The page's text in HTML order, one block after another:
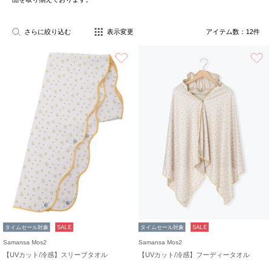
さらに絞り込む 表示変更 アイテム数： 12件
タイムセール対象 SALE
Samansa Mos2
【UVカット/冷感】スリーブタオル
タイムセール対象 SALE
Samansa Mos2
【UVカット/冷感】フーディータオル